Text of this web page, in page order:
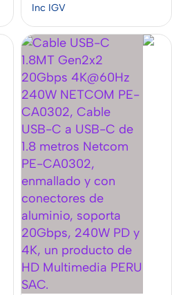
Inc IGV